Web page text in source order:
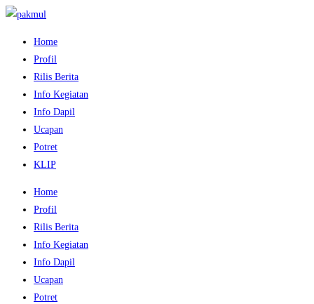
Home
Profil
Rilis Berita
Info Kegiatan
Info Dapil
Ucapan
Potret
KLIP
Home
Profil
Rilis Berita
Info Kegiatan
Info Dapil
Ucapan
Potret